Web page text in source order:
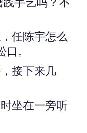
手艺吗？不
任陈宇怎么
。
接下来几
坐在一旁听